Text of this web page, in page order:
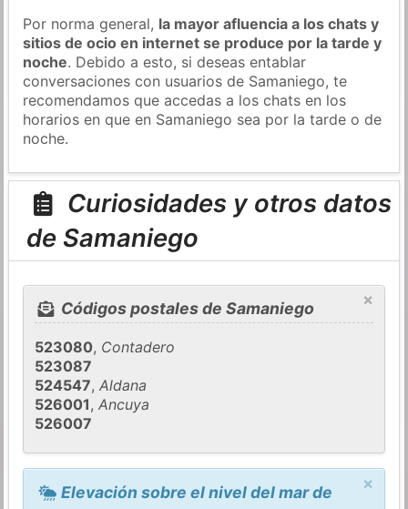
Por norma general, la mayor afluencia a los chats y
sitios de ocio en internet se produce por la tarde y
noche. Debido a esto, si deseas entablar
conversaciones con usuarios de Samaniego, te
recomendamos que accedas a los chats en los
horarios en que en Samaniego sea por la tarde o de
noche.
Curiosidades y otros datos
de Samaniego
×
Códigos postales de Samaniego
523080, Contadero
523087
524547,Aldana
526001,Ancuya
526007
×
Elevación sobre el nivel del mar de